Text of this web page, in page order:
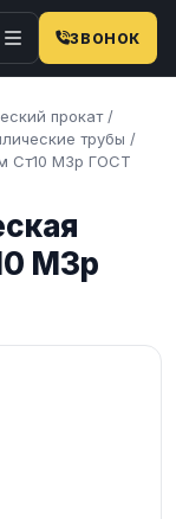
ЗВОНОК
прокат /
трубы /
Ст10 М3р ГОСТ
М3р